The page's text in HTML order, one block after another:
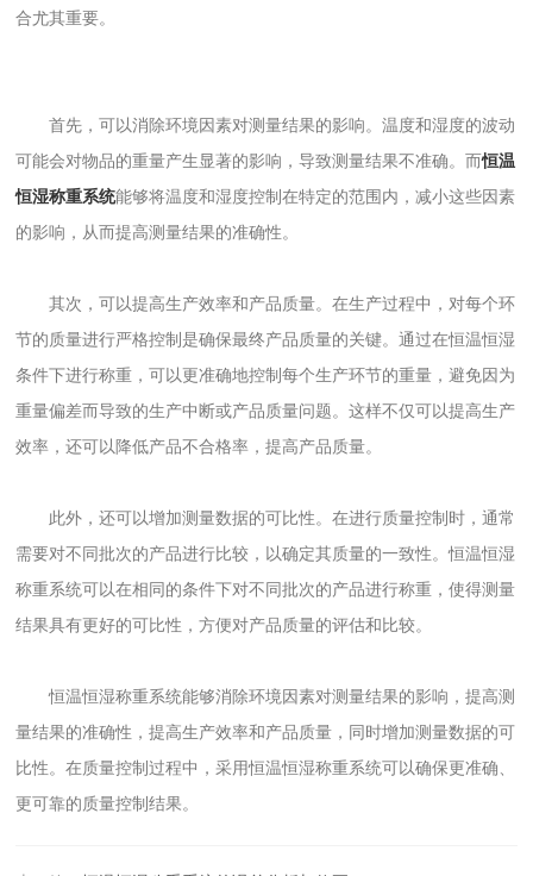
合尤其重要。
首先，可以消除环境因素对测量结果的影响。温度和湿度的波动
可能会对物品的重量产生显著的影响，导致测量结果不准确。而恒温
恒湿称重系统能够将温度和湿度控制在特定的范围内，减小这些因素
的影响，从而提高测量结果的准确性。
其次，可以提高生产效率和产品质量。在生产过程中，对每个环
节的质量进行严格控制是确保最终产品质量的关键。通过在恒温恒湿
条件下进行称重，可以更准确地控制每个生产环节的重量，避免因为
重量偏差而导致的生产中断或产品质量问题。这样不仅可以提高生产
效率，还可以降低产品不合格率，提高产品质量。
此外，还可以增加测量数据的可比性。在进行质量控制时，通常
需要对不同批次的产品进行比较，以确定其质量的一致性。恒温恒湿
称重系统可以在相同的条件下对不同批次的产品进行称重，使得测量
结果具有更好的可比性，方便对产品质量的评估和比较。
恒温恒湿称重系统能够消除环境因素对测量结果的影响，提高测
量结果的准确性，提高生产效率和产品质量，同时增加测量数据的可
比性。在质量控制过程中，采用恒温恒湿称重系统可以确保更准确、
更可靠的质量控制结果。